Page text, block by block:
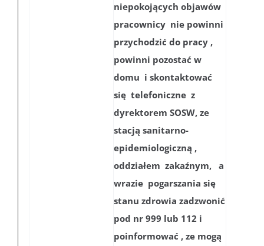
niepokojących objawów
pracownicy nie powinni
przychodzić do pracy ,
powinni pozostać w
domu i skontaktować
się telefoniczne z
dyrektorem SOSW, ze
stacją sanitarno-
epidemiologiczną ,
oddziałem zakaźnym, a
wrazie pogarszania się
stanu zdrowia zadzwonić
pod nr 999 lub 112 i
poinformować , ze mogą